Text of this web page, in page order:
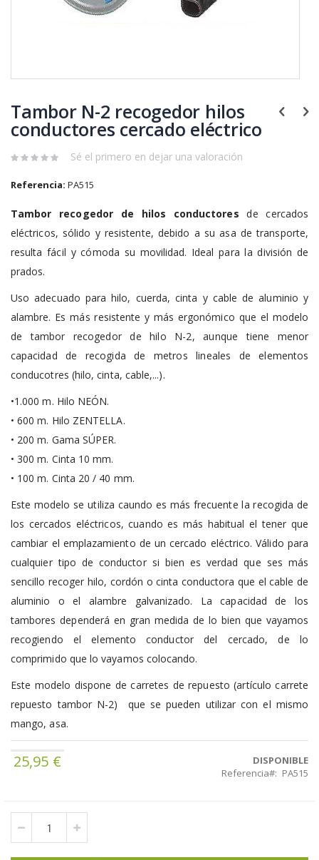
comienzo
de
la
de
Tambor N-2 recogedor hilos
conductores cercado eléctrico
Sé el primero en dejar una valoración
Referencia: PA515
Tambor recogedor de hilos conductores de cercados
eléctricos, sólido y resistente, debido a su asa de transporte,
resulta fácil y cómoda su movilidad. Ideal para la división de
prados.
Uso adecuado para hilo, cuerda, cinta y cable de aluminio y
alambre. Es más resistente y más ergonómico que el modelo
de tambor recogedor de hilo N-2, aunque tiene menor
capacidad de recogida de metros lineales de elementos
conducotres (hilo, cinta, cable,...).
•1.000 m. Hilo NEÓN.
• 600 m. Hilo ZENTELLA.
• 200 m. Gama SÚPER.
• 300 m. Cinta 10 mm.
• 100 m. Cinta 20 ∕ 40 mm.
Este modelo se utiliza caundo es más frecuente la recogida de
los cercados eléctricos, cuando es más habitual el tener que
cambiar el emplazamiento de un cercado eléctrico. Válido para
cualquier tipo de conductor si bien es verdad que ses más
sencillo recoger hilo, cordón o cinta conductora que el cable de
aluminio o el alambre galvanizado. La capacidad de los
tambores dependerá en gran medida de lo bien que vayamos
recogiendo el elemento conductor del cercado, de lo
comprimido que lo vayamos colocando.
Este modelo dispone de carretes de repuesto (artículo carrete
repuesto tambor N-2) que se pueden utilizar con el mismo
mango, asa.
25,95 €
DISPONIBLE
Referencia
PA515